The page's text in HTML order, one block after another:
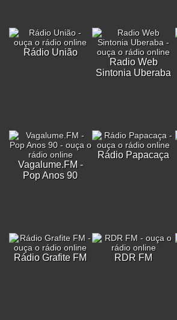
Rádio União
Radio Web
Sintonia Uberaba
Vagalume.FM -
Pop Anos 90
Rádio Papacaça
Rádio Grafite FM RDR FM